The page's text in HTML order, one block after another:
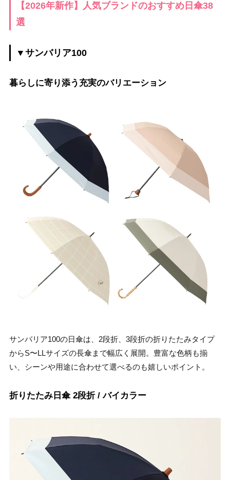
【2026年新作】人気ブランドのおすすめ日傘38
選
▼サンバリア100
暮らしに寄り添う充実のバリエーション
サンバリア100の日傘は、2段折、3段折の折りたたみタイプ
からS〜LLサイズの長傘まで幅広く展開。豊富な色柄も揃
い、シーンや用途に合わせて選べるのも嬉しいポイント。
折りたたみ日傘 2段折 / バイカラー